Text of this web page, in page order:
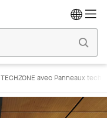
TECHZONE avec Panneaux